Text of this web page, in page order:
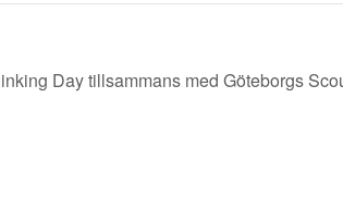
Day tillsammans med Göteborgs